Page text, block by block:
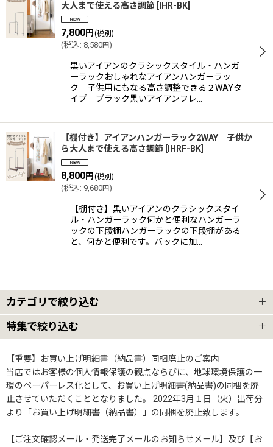
大人まで使える高さ調節 IHR-BK
7,800円 (税別)
(税込 : 8,580円)
黒いアイアンのクラシックスタイル・ハンガ
ーラックおしゃれなアイアンハンガーラッ
ク 子供用にもなる高さ調整できる２WAYタ
イプ ブラック黒いアイアンフレ…
【棚付き】アイアンハンガーラック2WAY 子供か
ら大人まで使える高さ調節
IHRF-BK
8,800円 (税別)
(税込 : 9,680円)
【棚付き】黒いアイアンのクラシックスタイ
ル・ハンガーラック何かと便利なハンガーラ
ックの下段棚ハンガーラックの下段棚がある
と、何かと便利です。バックに加…
カテゴリで絞り込む
業務用ハンガーラック
業務用Z型ハンガーラック
業務用Wハンガーラック
特集で絞り込む
ハンガーラック4本セット
ハンガーラック3本セット
【重要】お買い上げ明細書（納品書）同梱廃止のご案内
当店ではお客様の個人情報保護の観点ならびに、地球環境保護の一
環のペーパーレス化として、お買い上げ明細書(納品書)の同梱を廃
止させていただくこととなりました。 2022年3月１日（火）出荷分
より「お買い上げ明細書（納品書）」の同梱を廃止致します。
【ご注文確認メール・発送完了メールのお知らせメール】及び【お